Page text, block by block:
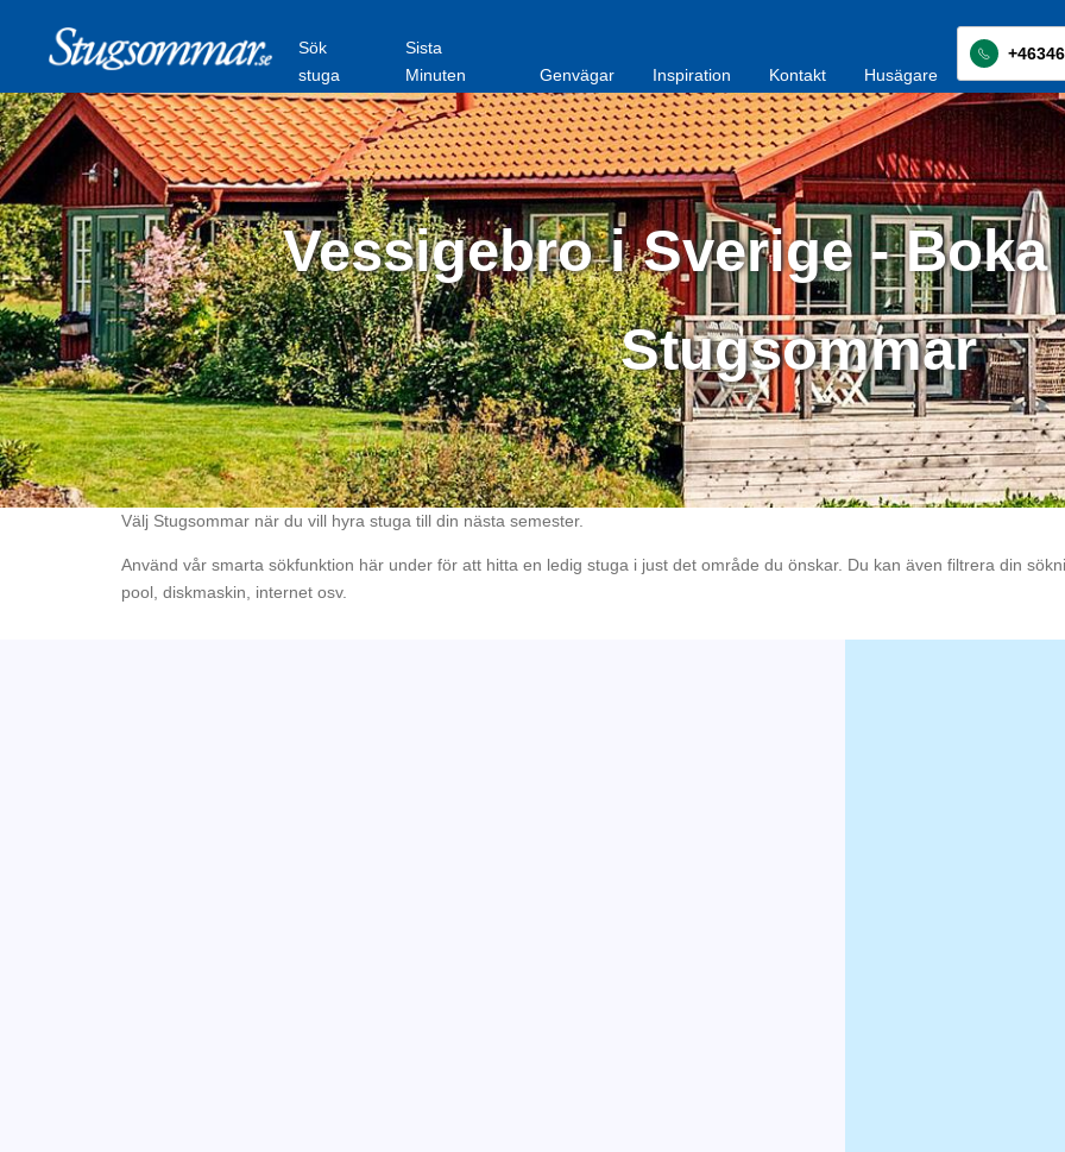
Sök
stuga
Sista
Minuten
Genvägar Inspiration Kontakt Husägare
Vessigebro i Sverige -
Stugsommar
Välj Stugsommar när du vill hyra stuga till din nästa semester.
Använd vår smarta sökfunktion här under för att hitta en ledig stuga i just det område du önskar. Du kan även filtrera din
pool, diskmaskin, internet osv.